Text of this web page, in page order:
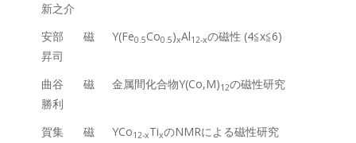
新之介
安部
昇司
磁 Y(Fe0.5Co0.5)xAl12-xの磁性 (4≦x≦6)
曲谷
勝利
磁 金属間化合物Y(Co,M)12の磁性研究
賀集
磁 YCo12-xTixのNMRによる磁性研究